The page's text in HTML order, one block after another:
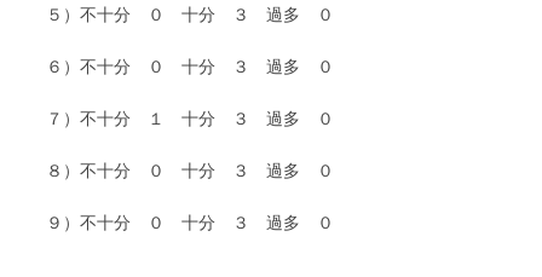
５）不十分 ０ 十分 ３ 過多 ０
６）不十分 ０ 十分 ３ 過多 ０
７）不十分 １ 十分 ３ 過多 ０
８）不十分 ０ 十分 ３ 過多 ０
９）不十分 ０ 十分 ３ 過多 ０